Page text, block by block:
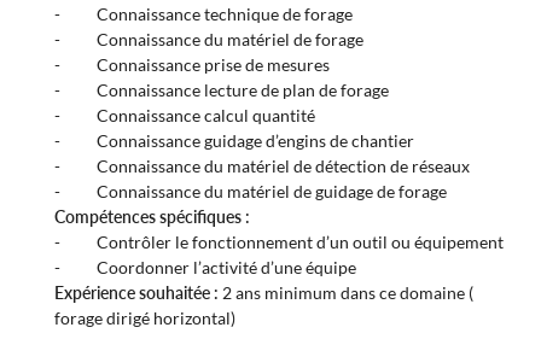
ACCUEIL
FORAGE
D’EMPLOI
RESTEZ
- Connaissance technique de forage
- Connaissance du matériel de forage
- Connaissance prise de mesures
- Connaissance lecture de plan de forage
- Connaissance calcul quantité
- Connaissance guidage d’engins de chantier
- Connaissance du matériel de détection de réseaux
- Connaissance du matériel de guidage de forage
Compétences spécifiques :
- Contrôler le fonctionnement d’un outil ou équipement
- Coordonner l’activité d’une équipe
Expérience souhaitée : 2 ans minimum dans ce domaine (
forage dirigé horizontal)